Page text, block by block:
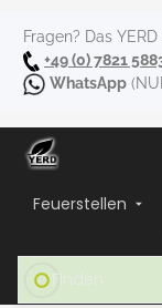
Fragen? Das
+49 (0) 7821
WhatsApp
Feuerstellen